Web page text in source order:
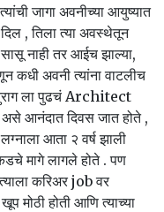
जागा अवनीच्या आयुष्यात
, तिला त्या अवस्थेतून
नाही तर आईच झाल्या,
कधी अवनी त्यांना वाटलीच
ला पुढचं Architect
आनंदात दिवस जात होते ,
आता २ वर्ष झाली
कडचे मागे लागले होते . पण
करिअर job वर
मोठी होती आणि त्याच्या